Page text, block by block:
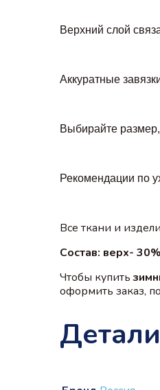
Верхний слой
Аккуратные
Выбирайте
Рекомендации по
Все ткани и
Состав: верх-
Чтобы купить
оформить заказ,
Детали